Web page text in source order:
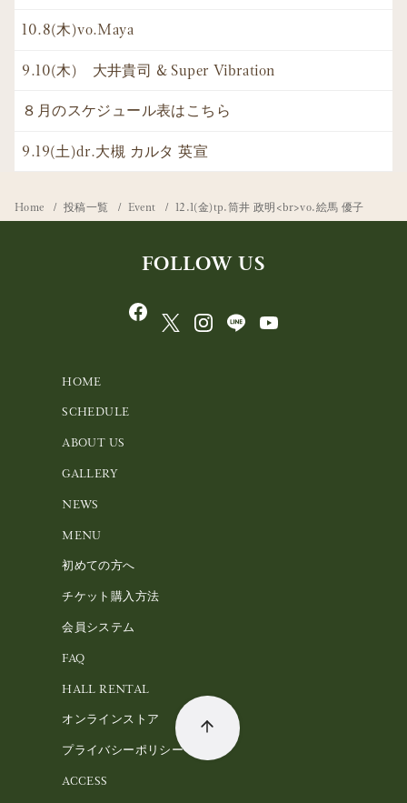
10.8(木)vo.Maya
9.10(木) 大井貴司 & Super Vibration
８月のスケジュール表はこちら
9.19(土)dr.大槻 カルタ 英宣
Home 投稿一覧 Event 12.1(金)tp.筒井 政明<br>vo.絵馬 優子
FOLLOW US
HOME
SCHEDULE
ABOUT US
GALLERY
NEWS
MENU
初めての方へ
チケット購入方法
会員システム
FAQ
HALL RENTAL
オンラインストア
プライバシーポリシー
ACCESS